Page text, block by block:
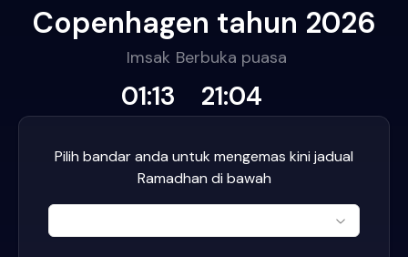
Copenhagen tahun 2026
Imsak
01:13
Berbuka puasa
21:04
Pilih bandar anda untuk mengemas kini jadual
Ramadhan di bawah